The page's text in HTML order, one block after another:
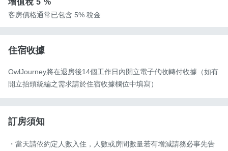
增值稅5 %
客房價格通常已包含 5% 稅金
住宿收據
OwlJourney將在退房後14個工作日內開立電子代收轉付收據（如有
開立抬頭統編之需求請於住宿收據欄位中填寫）
訂房須知
・當天請依約定人數入住，人數或房間數量若有增減請務必事先告